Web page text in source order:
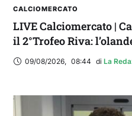
CALCIOMERCATO
LIVE Calciomercato |
il 2°Trofeo Riva:
09/08/2026, 08:44 di La